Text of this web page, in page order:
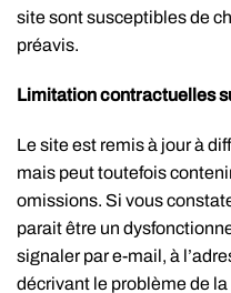
site sont susceptibles de
préavis.
Limitation contractuelles
Le site est remis à jour à
mais peut toutefois
omissions. Si vous
parait être un
signaler par e-mail, à
décrivant le problème de